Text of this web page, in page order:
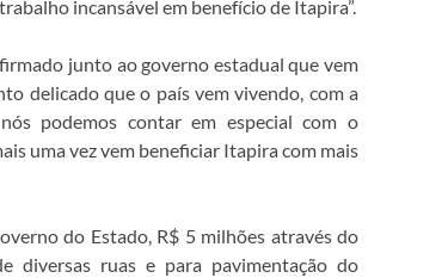
incansável em benefício de Itapira”.
junto ao governo estadual que vem
delicado que o país vem vivendo, com a
podemos contar em especial com o
uma vez vem beneficiar Itapira com mais
do Estado, R$ 5 milhões através do
diversas ruas e para pavimentação do